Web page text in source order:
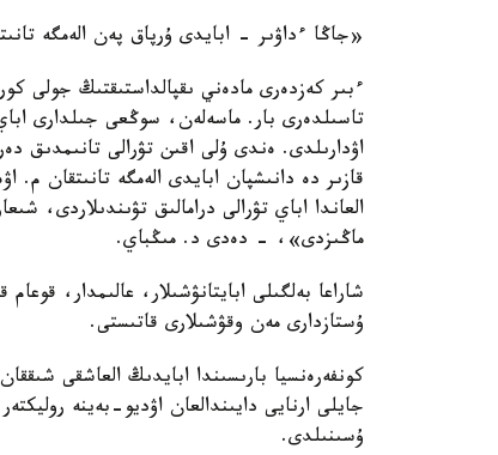
«جاڭا ءداۋىر - ابايدى ۇرپاق پەن الەمگە
ءبىر كەزدەرى مادەني ىقپالداستىقتىڭ جولى
تاسىلدەرى بار. ماسەلەن، سوڭعى جىلدارى
اۋدارىلدى. ەندى ۇلى اقىن تۋرالى تانىمدىق
قازىر دە دانىشپان ابايدى الەمگە تانىتقان
العاندا اباي تۋرالى درامالىق تۋىندىلاردى،
ماڭىزدى»، - دەدى د. مىڭباي.
شاراعا بەلگىلى ابايتانۋشىلار، عالىمدار،
ۇستازدارى مەن وقۋشىلارى قاتىستى.
كونفەرەنسيا بارىسىندا ابايدىڭ العاشقى
جايلى ارنايى دايىندالعان اۋديو-بەينە
ۇسىنىلدى.